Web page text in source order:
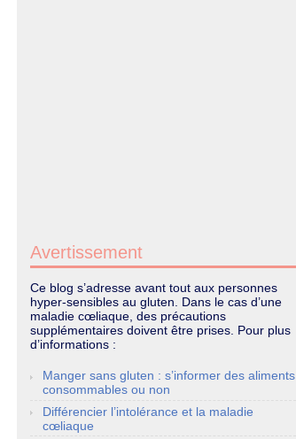
Avertissement
Ce blog s’adresse avant tout aux personnes
hyper-sensibles au gluten. Dans le cas d’une
maladie cœliaque, des précautions
supplémentaires doivent être prises. Pour plus
d’informations :
Manger sans gluten : s’informer des aliments
consommables ou non
Différencier l’intolérance et la maladie
cœliaque